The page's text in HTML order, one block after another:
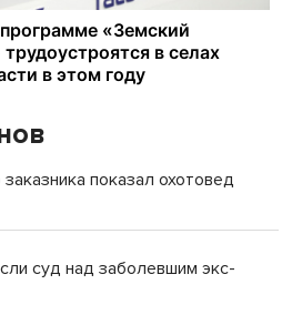
показал охотовед
суд над заболевшим экс-